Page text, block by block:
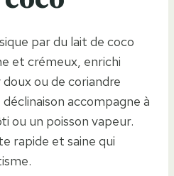
par du lait de coco
et crémeux, enrichi
ou de coriandre
accompagne à
ou un poisson vapeur.
rapide et saine qui